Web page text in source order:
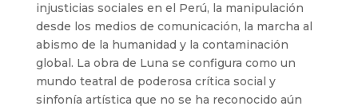
injusticias sociales en el Perú, la manipulación
desde los medios de comunicación, la marcha al
abismo de la humanidad y la contaminación
global. La obra de Luna se configura como un
mundo teatral de poderosa crítica social y
sinfonía artística que no se ha reconocido aún